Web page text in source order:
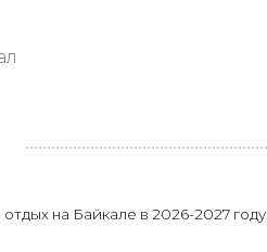
на Байкале в 2026-2027